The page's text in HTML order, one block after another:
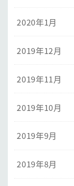
2020年1月
2019年12月
2019年11月
2019年10月
2019年9月
2019年8月